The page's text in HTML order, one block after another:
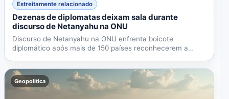
Estreitamente relacionado
Dezenas de diplomatas deixam sala durante
discurso de Netanyahu na ONU
Discurso de Netanyahu na ONU enfrenta boicote
diplomático após mais de 150 países reconhecerem a
Geopolitica